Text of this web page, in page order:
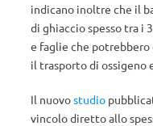
indicano inoltre che il
di ghiaccio spesso tra i
e faglie che
il trasporto di ossigeno
Il nuovostudio
vincolo diretto allo